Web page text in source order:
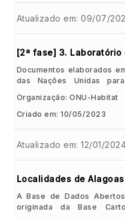
Atualizado em: 09/07/
[2ª fase] 3.
Documentos elaborados
das Nações Unidas
__Prosperidade Urbana
Alagoas: Uma Iniciativa
(http://visaoalagoas2030.al.gov.br/).
Desenvolvimento
descrição detalhada da
e das recomendações
Organização: ONU-Habitat
Criado em: 10/05/2023
Atualizado em: 12/01/
Localidades de Alagoas
A Base de Dados
originada da Base